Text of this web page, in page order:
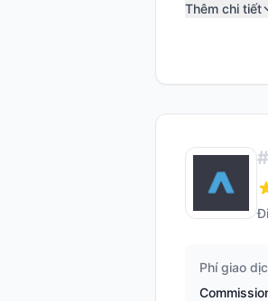
Thêm chi tiết
#
Phí giao